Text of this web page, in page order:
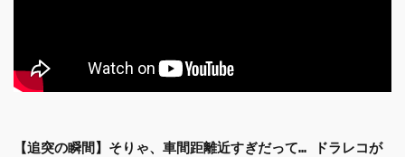
【追突の瞬間】そりゃ、車間距離近すぎだって… ドラレコが